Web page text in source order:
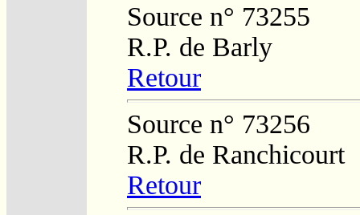
Source n° 73255
R.P. de Barly
Retour
Source n° 73256
R.P. de Ranchicourt
Retour